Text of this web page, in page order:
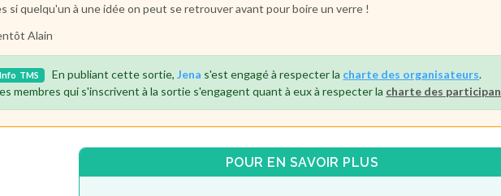
si quelqu'un à une idée on peut se retrouver avant pour boire un verre !
Alain
Info TMS En publiant cette sortie,Jena s'est engagé à respecter la charte des organisateurs.
membres qui s'inscrivent à la sortie s'engagent quant à eux à respecter la charte des
POUR EN SAVOIR PLUS